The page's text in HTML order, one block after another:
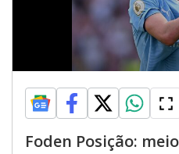
Foden Posição: